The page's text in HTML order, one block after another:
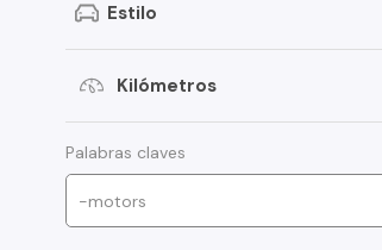
Foton
Estilo
Kilómetros
Palabras claves